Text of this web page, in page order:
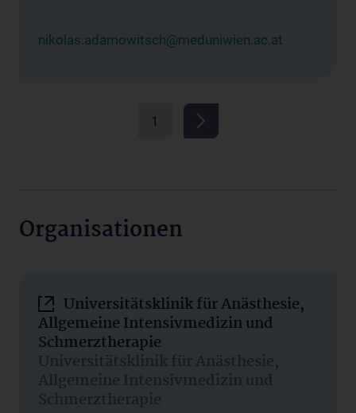
nikolas.adamowitsch@meduniwien.ac.at
1
Organisationen
Universitätsklinik für Anästhesie,
Allgemeine Intensivmedizin und
Schmerztherapie
Universitätsklinik für Anästhesie,
Allgemeine Intensivmedizin und
Schmerztherapie